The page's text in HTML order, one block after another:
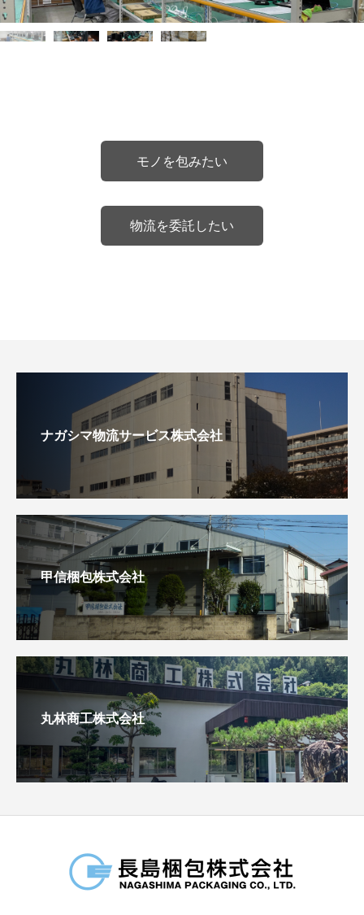
モノを包みたい
物流を委託したい
ナガシマ物流サービス株式会社
甲信梱包株式会社
丸林商工株式会社